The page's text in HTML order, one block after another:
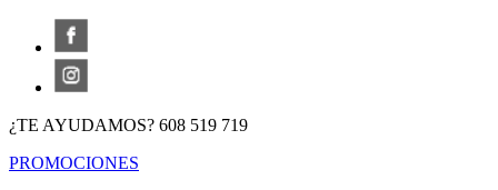
¿TE AYUDAMOS? 608 519 719
PROMOCIONES